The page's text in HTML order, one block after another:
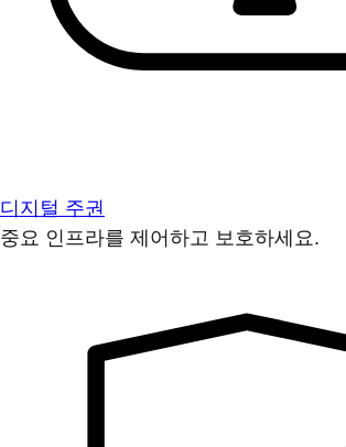
디지털 주권
중요 인프라를 제어하고 보호하세요.